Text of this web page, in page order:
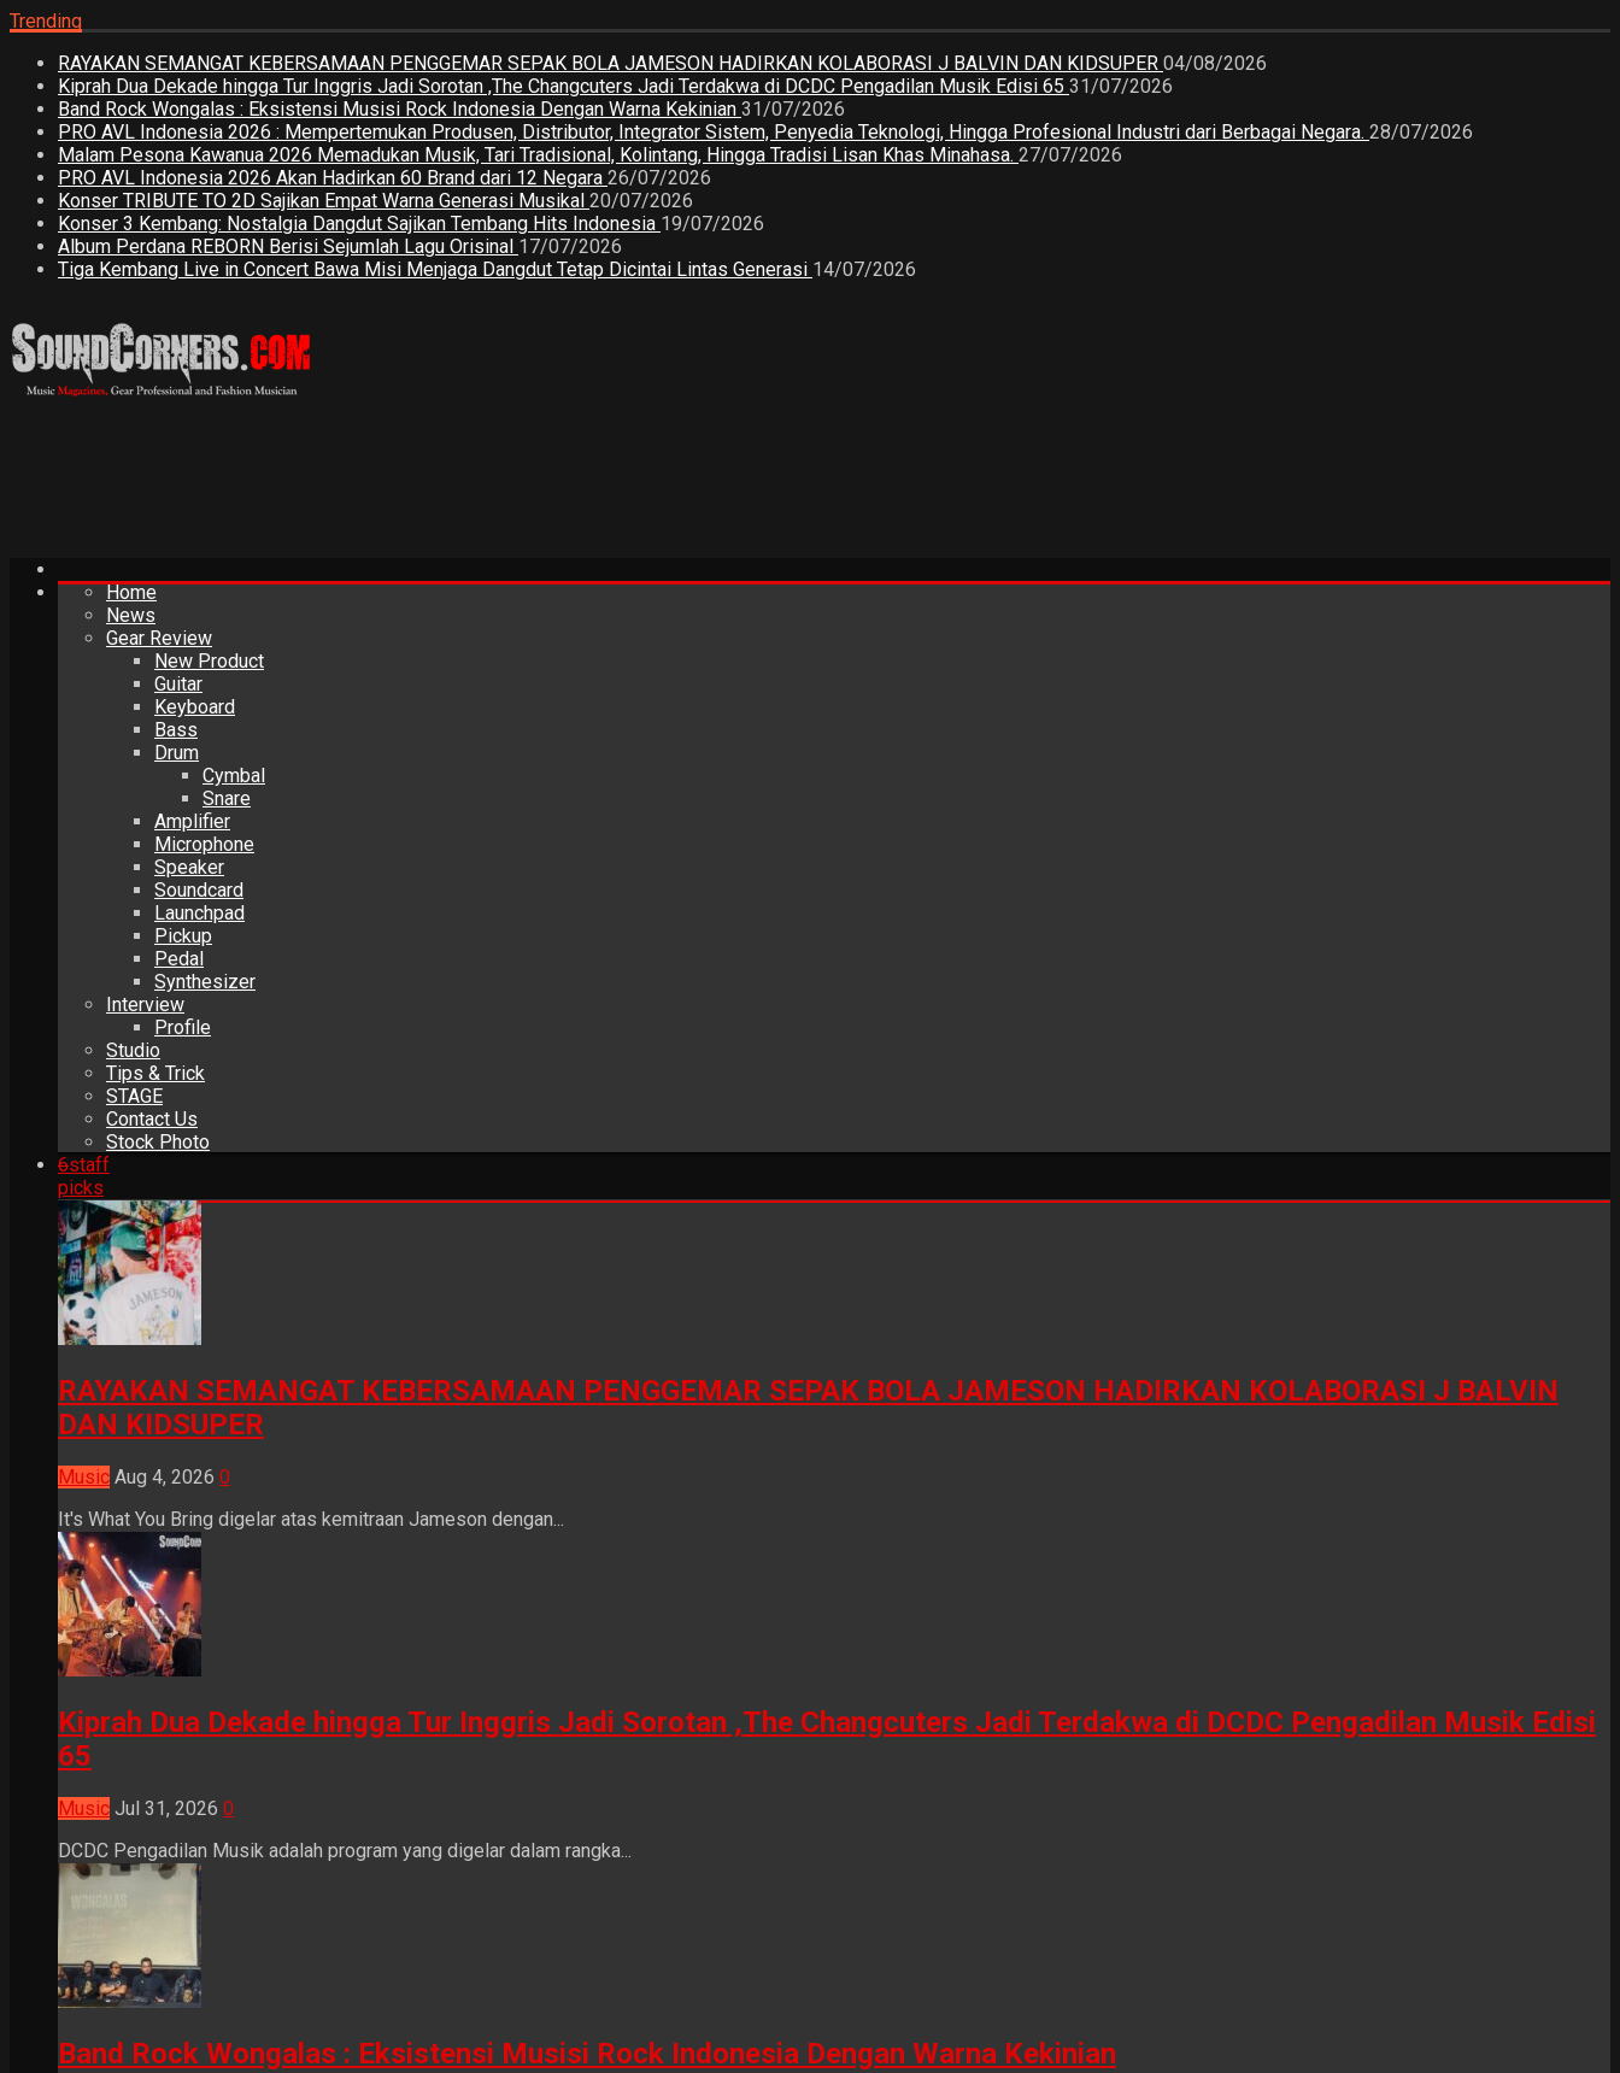
Trending
RAYAKAN SEMANGAT KEBERSAMAAN PENGGEMAR SEPAK BOLA JAMESON HADIRKAN KOLABORASI J BALVIN DAN KIDSUPER 04/08/2026
Kiprah Dua Dekade hingga Tur Inggris Jadi Sorotan ,The Changcuters Jadi Terdakwa di DCDC Pengadilan Musik Edisi 65 31/07/2026
Band Rock Wongalas : Eksistensi Musisi Rock Indonesia Dengan Warna Kekinian 31/07/2026
PRO AVL Indonesia 2026 : Mempertemukan Produsen, Distributor, Integrator Sistem, Penyedia Teknologi, Hingga Profesional Industri dari Berbagai Negara. 28/07/2026
Malam Pesona Kawanua 2026 Memadukan Musik, Tari Tradisional, Kolintang, Hingga Tradisi Lisan Khas Minahasa. 27/07/2026
PRO AVL Indonesia 2026 Akan Hadirkan 60 Brand dari 12 Negara 26/07/2026
Konser TRIBUTE TO 2D Sajikan Empat Warna Generasi Musikal 20/07/2026
Konser 3 Kembang: Nostalgia Dangdut Sajikan Tembang Hits Indonesia 19/07/2026
Album Perdana REBORN Berisi Sejumlah Lagu Orisinal 17/07/2026
Tiga Kembang Live in Concert Bawa Misi Menjaga Dangdut Tetap Dicintai Lintas Generasi 14/07/2026
Home
News
Gear Review
New Product
Guitar
Keyboard
Bass
Drum
Cymbal
Snare
Amplifier
Microphone
Speaker
Soundcard
Launchpad
Pickup
Pedal
Synthesizer
Interview
Profile
Studio
Tips & Trick
STAGE
Contact Us
Stock Photo
6staff
picks
RAYAKAN SEMANGAT KEBERSAMAAN PENGGEMAR SEPAK BOLA JAMESON HADIRKAN KOLABORASI J BALVIN
DAN KIDSUPER
Music Aug 4, 2026 0
It's What You Bring digelar atas kemitraan Jameson dengan...
Kiprah Dua Dekade hingga Tur Inggris Jadi Sorotan ,The Changcuters Jadi Terdakwa di DCDC Pengadilan Musik Edisi
65
Music Jul 31, 2026 0
DCDC Pengadilan Musik adalah program yang digelar dalam rangka...
Band Rock Wongalas : Eksistensi Musisi Rock Indonesia Dengan Warna Kekinian